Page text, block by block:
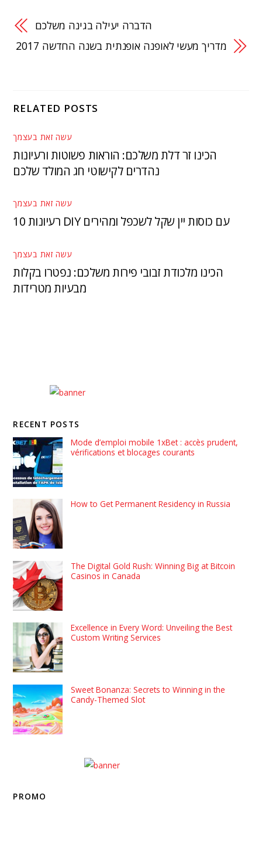
הדברה יעילה בגינה משלכם
מדריך מעשי לאופנה אופנתית בשנה החדשה 2017
RELATED POSTS
עשה זאת בעצמך
הכינו זר דלת משלכם: הוראות פשוטות ורעיונות
נהדרים לקישוטי חג המולד שלכם
עשה זאת בעצמך
10 רעיונות DIY עם כוסות יין שקל לשכפל ומהירים
עשה זאת בעצמך
הכינו מלכודת זבובי פירות משלכם: נפטרו בקלות
מבעיות מטרידות
RECENT POSTS
Mode d’emploi mobile 1xBet : accès prudent,
vérifications et blocages courants
How to Get Permanent Residency in Russia
The Digital Gold Rush: Winning Big at Bitcoin
Casinos in Canada
Excellence in Every Word: Unveiling the Best
Custom Writing Services
Sweet Bonanza: Secrets to Winning in the
Candy-Themed Slot
PROMO